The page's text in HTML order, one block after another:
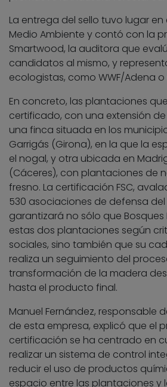
La entrega del sello tuvo lugar en
Medio Ambiente y contó con la
Smartwood, la auditora que
candidatos al mismo, y
ecologistas, como WWF/Adena
En concreto, las plantaciones
certificado, con una extensión
una finca situada en los
Garrigás (Girona), en la que la
el nogal, y otra ubicada en
(Cáceres), con plantaciones de
fresno. La certificación FSC,
530 asociaciones de defensa
garantizará no sólo que
estas dos plantaciones según
sociales, sino también que su
realiza un seguimiento del
transformación de la madera
hasta el producto final.
Manuel Fernández, responsable
de esta empresa, explicó que el
certificación se ha centrado en
realizar un sistema de control
reducir el uso de productos
espacio entre las plantaciones y